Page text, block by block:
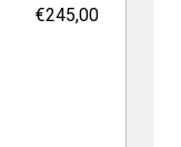
€245,00